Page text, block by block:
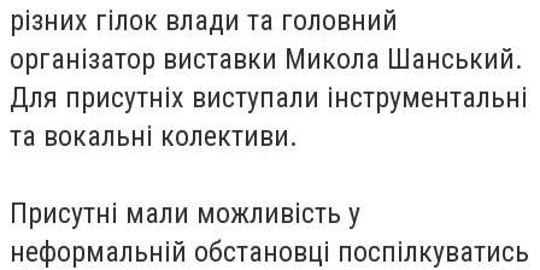
різних гілок влади та головний
організатор виставки Микола Шанський.
Для присутніх виступали інструментальні
та вокальні колективи.
Присутні мали можливість у
неформальній обстановці поспілкуватись